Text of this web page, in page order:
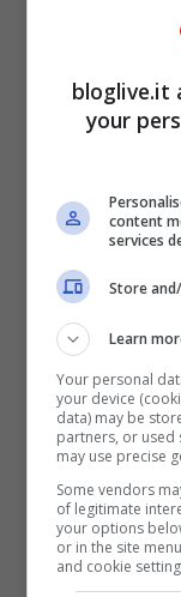
avevo uno
minacce
‘vieni a
Addirittura
diceva
C’è anche
bloglive.it
your
content
services
Store
Learn
Your personal
your device
data) may be
partners, or used
may use precise
Some vendors
of legitimate
your options
or in the site
and cookie